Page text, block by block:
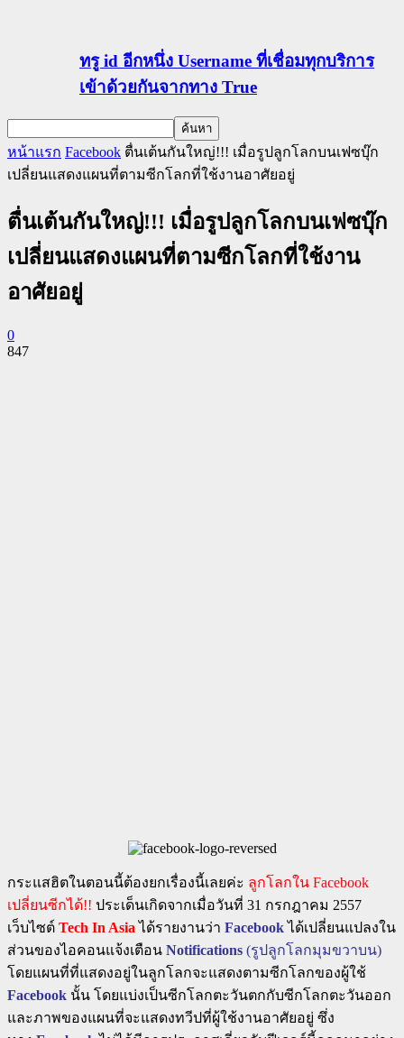
ทรู id อีกหนึ่ง Username ที่เชื่อมทุกบริการ
เข้าด้วยกันจากทาง True
หน้าแรก Facebook ตื่นเต้นกันใหญ่!!! เมื่อรูปลูกโลกบนเฟซบุ๊ก
เปลี่ยนแสดงแผนที่ตามซีกโลกที่ใช้งานอาศัยอยู่
ตื่นเต้นกันใหญ่!!! เมื่อรูปลูกโลกบนเฟซบุ๊ก
เปลี่ยนแสดงแผนที่ตามซีกโลกที่ใช้งาน
อาศัยอยู่
0
847
กระแสฮิตในตอนนี้ต้องยกเรื่องนี้เลยค่ะ ลูกโลกใน Facebook
เปลี่ยนซีกได้!! ประเด็นเกิดจากเมื่อวันที่ 31 กรกฎาคม 2557
เว็บไซต์ Tech In Asia ได้รายงานว่า Facebookได้เปลี่ยนแปลงใน
ส่วนของไอคอนแจ้งเตือน Notifications (รูปลูกโลกมุมขวาบน)
โดยแผนที่ที่แสดงอยู่ในลูกโลกจะแสดงตามซีกโลกของผู้ใช้
Facebook นั้น โดยแบ่งเป็นซีกโลกตะวันตกกับซีกโลกตะวันออก
และภาพของแผนที่จะแสดงทวีปที่ผู้ใช้งานอาศัยอยู่ ซึ่ง